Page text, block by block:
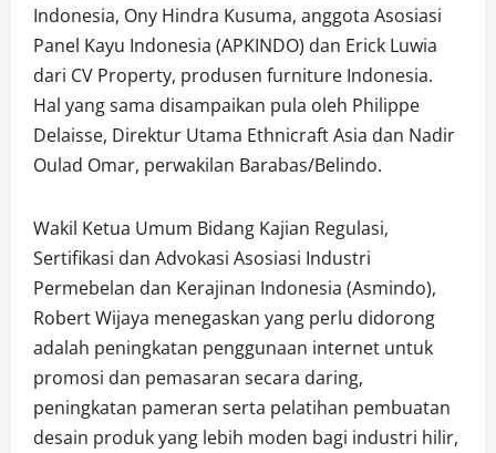
Indonesia, Ony Hindra Kusuma, anggota Asosiasi
Panel Kayu Indonesia (APKINDO) dan Erick Luwia
dari CV Property, produsen furniture Indonesia.
Hal yang sama disampaikan pula oleh Philippe
Delaisse, Direktur Utama Ethnicraft Asia dan Nadir
Oulad Omar, perwakilan Barabas/Belindo.
Wakil Ketua Umum Bidang Kajian Regulasi,
Sertifikasi dan Advokasi Asosiasi Industri
Permebelan dan Kerajinan Indonesia (Asmindo),
Robert Wijaya menegaskan yang perlu didorong
adalah peningkatan penggunaan internet untuk
promosi dan pemasaran secara daring,
peningkatan pameran serta pelatihan pembuatan
desain produk yang lebih moden bagi industri hilir,